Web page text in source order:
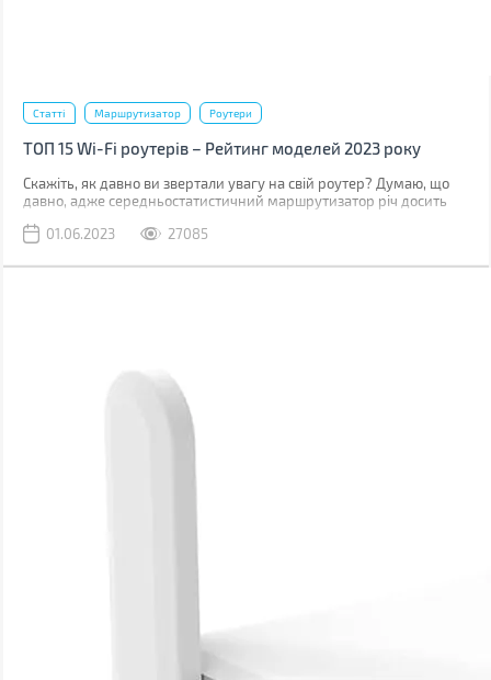
Статті Маршрутизатор Роутери
ТОП 15 Wi-Fi роутерів – Рейтинг моделей 2023 року
Скажіть, як давно ви звертали увагу на свій роутер? Думаю, що
давно, адже середньостатистичний маршрутизатор річ досить
припадає пилом. Але варто сигналу почати зникати, а швидкості
01.06.2023 27085